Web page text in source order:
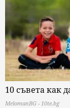
10 съвета как
MelomanBG - 10te.bg